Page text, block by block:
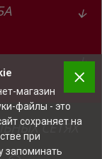
СЕТЯХ
магазин
файлы - это
сохраняет на
при
запоминать